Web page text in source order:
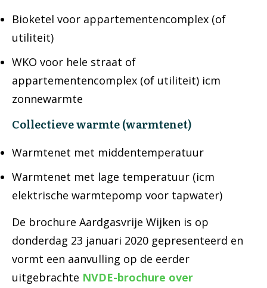
Bioketel voor appartementencomplex (of
utiliteit)
WKO voor hele straat of
appartementencomplex (of utiliteit) icm
zonnewarmte
Collectieve warmte (warmtenet)
Warmtenet met middentemperatuur
Warmtenet met lage temperatuur (icm
elektrische warmtepomp voor tapwater)
De brochure Aardgasvrije Wijken is op
donderdag 23 januari 2020 gepresenteerd en
vormt een aanvulling op de eerder
uitgebrachte NVDE-brochure over